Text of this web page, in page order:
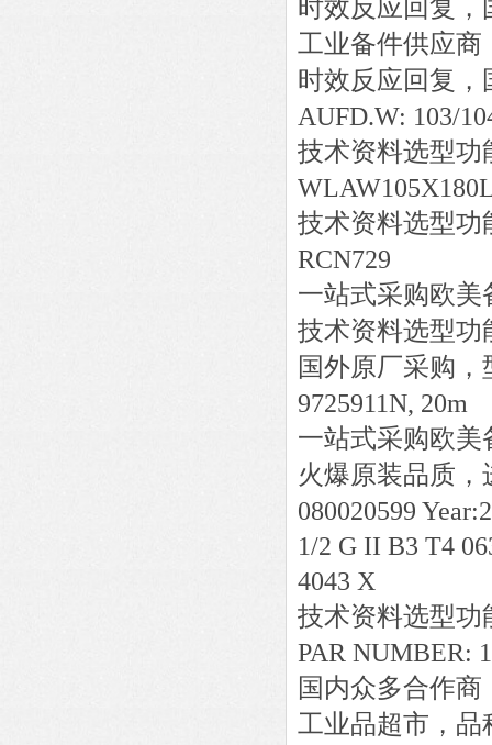
时效反应回复
工业备件供应商
时效反应回复，
AUFD.W: 103/
技术资料选型功
技术资料选型功
RCN729
一站式采购欧美
技术资料选型功
国外原厂采购
9725911N, 20m
一站式采购欧美
火爆原装品质，
080020599
1/2 G II B3 T4
4043 X
技术资料选型功
PAR NUMBER:
国内众多合作
工业品超市，品